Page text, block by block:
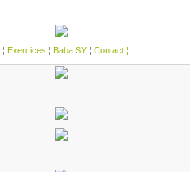
¦ Exercices ¦ Baba SY¦ Contact ¦